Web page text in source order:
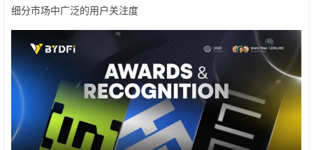
细分市场中广泛的用户关注度